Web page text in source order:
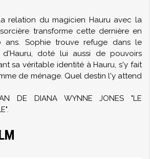
relation du magicien Hauru avec la
transforme cette dernière en
Sophie trouve refuge dans le
d'Hauru, doté lui aussi de pouvoirs
sa véritable identité à Hauru, s'y fait
de ménage. Quel destin l'y attend
DE DIANA WYNNE JONES "LE